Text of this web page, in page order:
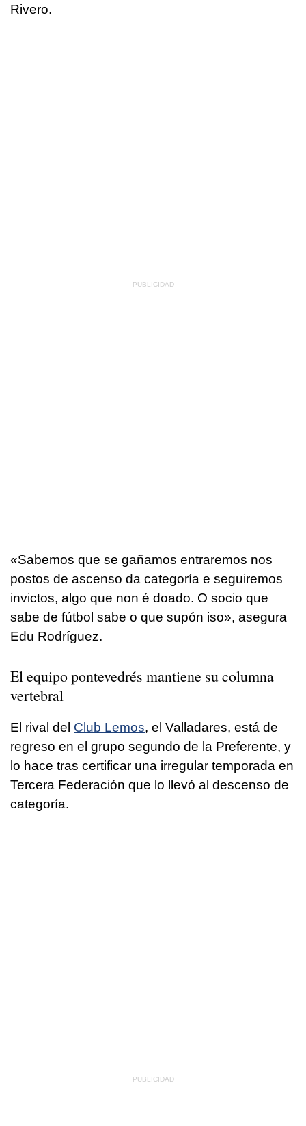
Rivero.
«Sabemos que se gañamos entraremos nos
postos de ascenso da categoría e seguiremos
invictos, algo que non é doado. O socio que
sabe de fútbol sabe o que supón iso», asegura
Edu Rodríguez.
El equipo pontevedrés mantiene su columna
vertebral
El rival del Club Lemos, el Valladares, está de
regreso en el grupo segundo de la Preferente, y
lo hace tras certificar una irregular temporada en
Tercera Federación que lo llevó al descenso de
categoría.